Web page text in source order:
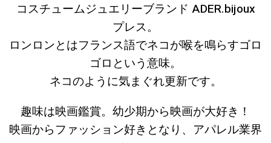
コスチュームジュエリーブランド ADER.bijoux
プレス。
ロンロンとはフランス語でネコが喉を鳴らすゴロ
ゴロという意味。
ネコのように気まぐれ更新です。
趣味は映画鑑賞。幼少期から映画が大好き！
映画からファッション好きとなり、アパレル業界